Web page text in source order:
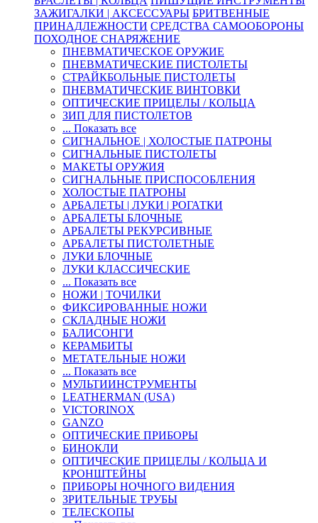
ЗАЖИГАЛКИ | АКСЕССУАРЫ БРИТВЕННЫЕ
ПРИНАДЛЕЖНОСТИ СРЕДСТВА САМООБОРОНЫ
ПОХОДНОЕ СНАРЯЖЕНИЕ
ПНЕВМАТИЧЕСКОЕ ОРУЖИЕ
ПНЕВМАТИЧЕСКИЕ ПИСТОЛЕТЫ
СТРАЙКБОЛЬНЫЕ ПИСТОЛЕТЫ
ПНЕВМАТИЧЕСКИЕ ВИНТОВКИ
ОПТИЧЕСКИЕ ПРИЦЕЛЫ / КОЛЬЦА
ЗИП ДЛЯ ПИСТОЛЕТОВ
... Показать все
СИГНАЛЬНОЕ | ХОЛОСТЫЕ ПАТРОНЫ
СИГНАЛЬНЫЕ ПИСТОЛЕТЫ
МАКЕТЫ ОРУЖИЯ
СИГНАЛЬНЫЕ ПРИСПОСОБЛЕНИЯ
ХОЛОСТЫЕ ПАТРОНЫ
АРБАЛЕТЫ | ЛУКИ | РОГАТКИ
АРБАЛЕТЫ БЛОЧНЫЕ
АРБАЛЕТЫ РЕКУРСИВНЫЕ
АРБАЛЕТЫ ПИСТОЛЕТНЫЕ
ЛУКИ БЛОЧНЫЕ
ЛУКИ КЛАССИЧЕСКИЕ
... Показать все
НОЖИ | ТОЧИЛКИ
ФИКСИРОВАННЫЕ НОЖИ
СКЛАДНЫЕ НОЖИ
БАЛИСОНГИ
КЕРАМБИТЫ
МЕТАТЕЛЬНЫЕ НОЖИ
... Показать все
МУЛЬТИИНСТРУМЕНТЫ
LEATHERMAN (USA)
VICTORINOX
GANZO
ОПТИЧЕСКИЕ ПРИБОРЫ
БИНОКЛИ
ОПТИЧЕСКИЕ ПРИЦЕЛЫ / КОЛЬЦА И
КРОНШТЕЙНЫ
ПРИБОРЫ НОЧНОГО ВИДЕНИЯ
ЗРИТЕЛЬНЫЕ ТРУБЫ
ТЕЛЕСКОПЫ